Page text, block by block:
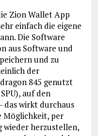
Zion Wallet App
einfach die eigene
Die Software
aus Software und
und zu
der
845 genutzt
auf den
wirkt durchaus
Möglichkeit, per
wieder herzustellen,